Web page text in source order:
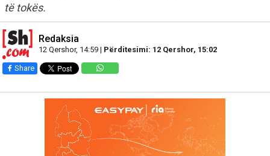
të tokës.
Redaksia
12 Qershor, 14:59 | Përditesimi: 12 Qershor, 15:02
Share